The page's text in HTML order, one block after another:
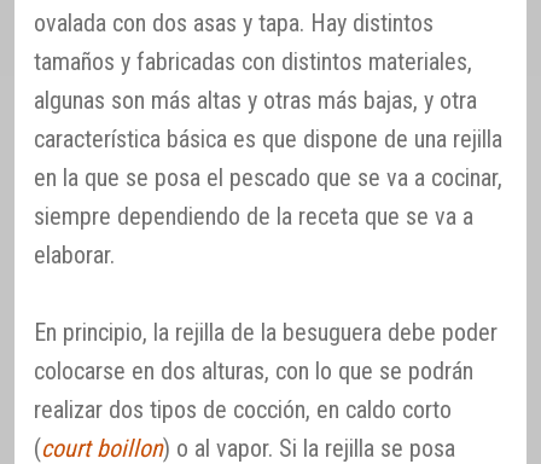
ovalada con dos asas y tapa. Hay distintos
tamaños y fabricadas con distintos materiales,
algunas son más altas y otras más bajas, y otra
característica básica es que dispone de una rejilla
en la que se posa el pescado que se va a cocinar,
siempre dependiendo de la receta que se va a
elaborar.
En principio, la rejilla de la besuguera debe poder
colocarse en dos alturas, con lo que se podrán
realizar dos tipos de cocción, en caldo corto
(court boillon) o al vapor. Si la rejilla se posa